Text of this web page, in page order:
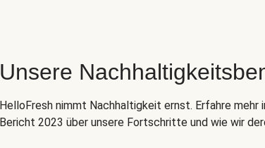
Unsere
HelloFresh nimmt Nachhaltigkeit ernst. Erfahre mehr
Bericht 2023 über unsere Fortschritte und wie wir